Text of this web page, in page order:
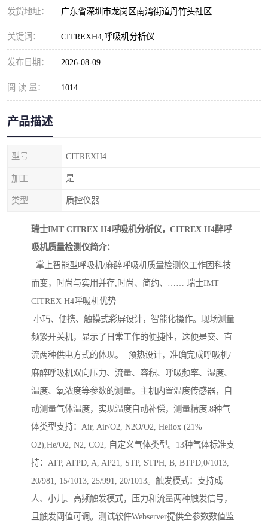
发货地址： 广东省深圳市龙岗区南湾街道丹竹头社区
关键词： CITREXH4,呼吸机分析仪
发布日期： 2026-08-09
阅 读 量： 1014
产品描述
型号 CITREXH4
加工 是
类型 质控仪器
瑞士IMT CITREX H4呼吸机分析仪，CITREX H4醉呼
吸机质量检测仪简介：
掌上智能型呼吸机/麻醉呼吸机质量检测仪工作因科技
而变，时尚与实用并存,时尚、简约、…… 瑞士IMT
CITREX H4呼吸机优势
小巧、便携、触摸式彩屏设计，智能化操作。现场测量
频繁开关机，显示了日常工作的便捷性，这便是交、直
流两种供电方式的体现。 预热设计，准确完成呼吸机/
麻醉呼吸机双向压力、流量、容积、呼吸频率、湿度、
温度、氧浓度等参数的测量。主机内置温度传感器，自
动测量气体温度，实现温度自动补偿，测量精度.8种气
体类型支持：Air, Air/O2, N2O/O2, Heliox (21%
O2),He/O2, N2, CO2, 自定义气体类型。13种气体标准支
持：ATP, ATPD, A, AP21, STP, STPH, B, BTPD,0/1013,
20/981, 15/1013, 25/991, 20/1013。触发模式：支持成
人、小儿、高频触发模式，压力和流量两种触发信号，
且触发阈值可调。测试软件Webserver提供全参数数值监